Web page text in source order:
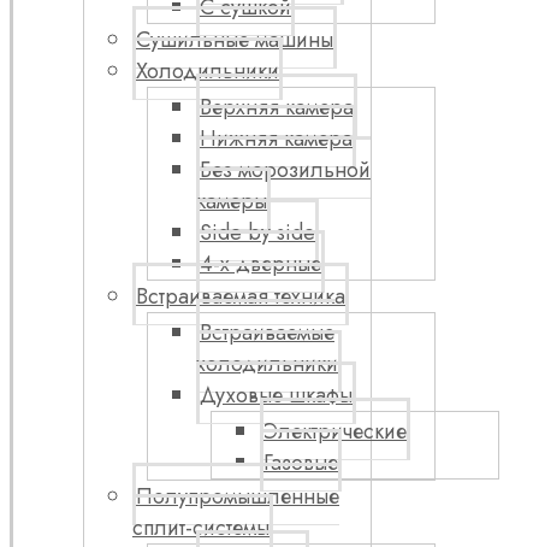
С сушкой
Сушильные машины
Холодильники
Верхняя камера
Нижняя камера
Без морозильной
камеры
Side by side
4-х дверные
Встраиваемая техника
Встраиваемые
холодильники
Духовые шкафы
Электрические
Газовые
Полупромышленные
сплит-системы